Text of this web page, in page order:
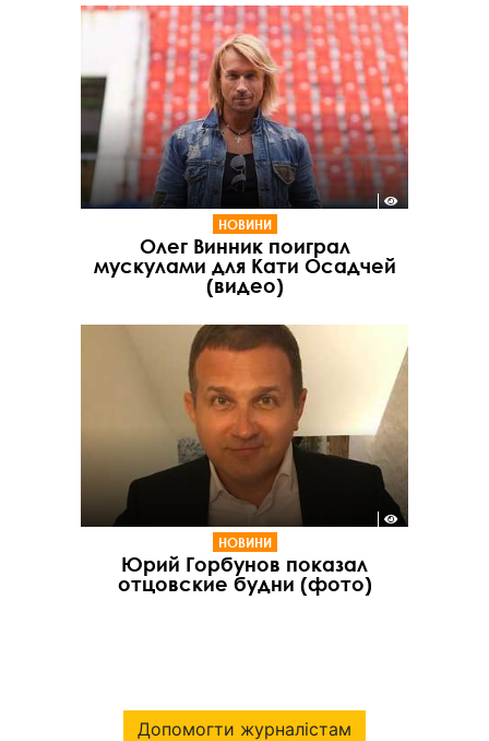
НОВИНИ
Олег Винник поиграл
мускулами для Кати Осадчей
(видео)
НОВИНИ
Юрий Горбунов показал
отцовские будни (фото)
Допомогти журналістам